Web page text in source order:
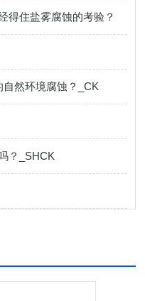
得住盐雾腐蚀的考验？
然环境腐蚀？_CK
？_SHCK